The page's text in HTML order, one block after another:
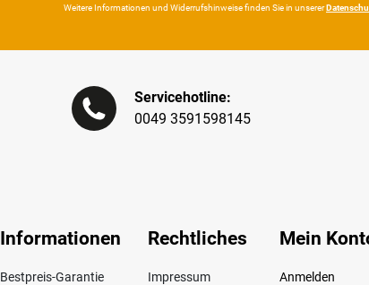
Weitere Infor­mationen und Wider­rufshin­weise finden Sie in unserer
Servicehotline:
0049 3591598145
Informationen
Bestpreis-Garantie
Rechtliches
Impressum
Mein
Anmelden